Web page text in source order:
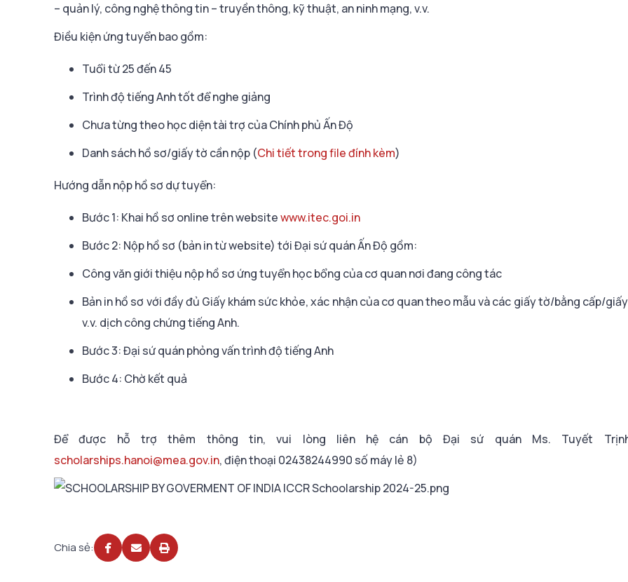
– quản lý, công nghệ thông tin – truyền thông, kỹ thuật, an ninh mạng, v.v.
Điều kiện ứng tuyển bao gồm:
Tuổi từ 25 đến 45
Trình độ tiếng Anh tốt để nghe giảng
Chưa từng theo học diện tài trợ của Chính phủ Ấn Độ
Danh sách hồ sơ/giấy tờ cần nộp (Chi tiết trong file đính kèm)
Hướng dẫn nộp hồ sơ dự tuyển:
Bước 1: Khai hồ sơ online trên websitewww.itec.goi.in
Bước 2: Nộp hồ sơ (bản in từ website) tới Đại sứ quán Ấn Độ gồm:
Công văn giới thiệu nộp hồ sơ ứng tuyển học bổng của cơ quan nơi đang công tác
Bản in hồ sơ với đầy đủ Giấy khám sức khỏe, xác nhận của cơ quan theo mẫu và các giấy tờ/bằng cấp/
v.v. dịch công chứng tiếng Anh.
Bước 3: Đại sứ quán phỏng vấn trình độ tiếng Anh
Bước 4: Chờ kết quả
Để được hỗ trợ thêm thông tin, vui lòng liên hệ cán bộ Đại sứ quán Ms. Tuyết
scholarships.hanoi@mea.gov.in, điện thoại 02438244990 số máy lẻ 8)
Chia sẻ: